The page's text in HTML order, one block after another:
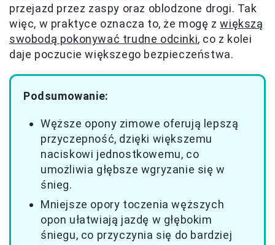
przejazd przez zaspy oraz oblodzone drogi. Tak
więc, w praktyce oznacza to, że mogę zwiększą
swobodą pokonywać trudne odcinki, co z kolei
daje poczucie większego bezpieczeństwa.
Podsumowanie:
Węższe opony zimowe oferują lepszą
przyczepność, dzięki większemu
naciskowi jednostkowemu, co
umożliwia głębsze wgryzanie się w
śnieg.
Mniejsze opory toczenia węższych
opon ułatwiają jazdę w głębokim
śniegu, co przyczynia się do bardziej